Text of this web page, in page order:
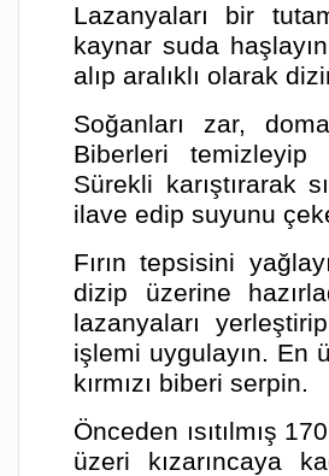
Lazanyaları bir
kaynar suda
alıp aralıklı olarak
Soğanları zar,
Biberleri temizleyip
Sürekli karıştırarak
ilave edip suyunu
Fırın tepsisini
dizip üzerine
lazanyaları
işlemi uygulayın. En
kırmızı biberi serpin.
Önceden ısıtılmış
üzeri kızarıncaya